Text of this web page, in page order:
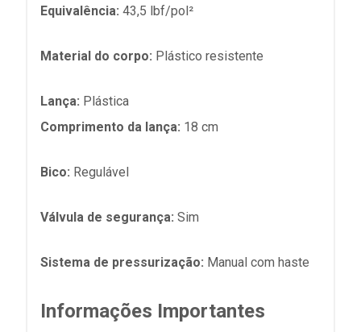
Equivalência: 43,5 lbf/pol²
Material do corpo: Plástico resistente
Lança: Plástica
Comprimento da lança: 18 cm
Bico: Regulável
Válvula de segurança: Sim
Sistema de pressurização: Manual com haste
Informações Importantes